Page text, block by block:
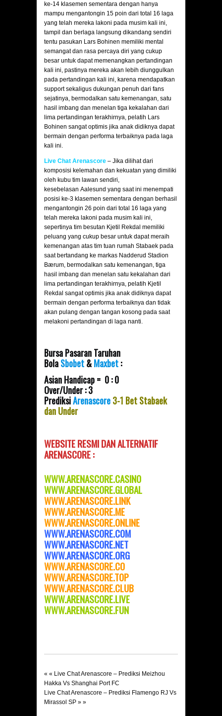
ke-14 klasemen sementara dengan hanya
mampu mengantongin 15 poin dari total 16 laga
yang telah mereka lakoni pada musim kali ini,
tampil dan berlaga langsung dikandang sendiri
tentu pasukan Lars Bohinen memiliki mental
semangat dan rasa percaya diri yang cukup
besar untuk dapat memenangkan pertandingan
kali ini, pastinya mereka akan lebih diunggulkan
pada pertandingan kali ini, karena mendapatkan
support sekaligus dukungan penuh dari fans
sejatinya, bermodalkan satu kemenangan, satu
hasil imbang dan menelan tiga kekalahan dari
lima pertandingan terakhirnya, pelatih Lars
Bohinen sangat optimis jika anak didiknya dapat
bermain dengan performa terbaiknya pada laga
kali ini.
Live Chat Arenascore – Jika dilihat dari
komposisi kelemahan dan kekuatan yang dimiliki
oleh kubu tim lawan sendiri,
kesebelasan Aalesund yang saat ini menempati
posisi ke-3 klasemen sementara dengan berhasil
mengantongin 26 poin dari total 16 laga yang
telah mereka lakoni pada musim kali ini,
sepertinya tim besutan Kjetil Rekdal memiliki
peluang yang cukup besar untuk dapat meraih
kemenangan atas tim tuan rumah Stabaek pada
saat bertandang ke markas Nadderud Stadion
Bærum, bermodalkan satu kemenangan, tiga
hasil imbang dan menelan satu kekalahan dari
lima pertandingan terakhirnya, pelatih Kjetil
Rekdal sangat optimis jika anak didiknya dapat
bermain dengan performa terbaiknya dan tidak
akan pulang dengan tangan kosong pada saat
melakoni pertandingan di laga nanti.
Bursa Pasaran Taruhan
BolaSbobet&Maxbet:
Asian Handicap = 0 : 0
Over/Under : 3
PrediksiArenascore3-1 Bet Stabaek
dan Under
WEBSITE RESMI DANALTERNATIF
ARENASCORE :
WWW.ARENASCORE.CASINO
WWW.ARENASCORE.GLOBAL
WWW.ARENASCORE.LINK
WWW.ARENASCORE.ME
WWW.ARENASCORE.ONLINE
WWW.ARENASCORE.COM
WWW.ARENASCORE.NET
WWW.ARENASCORE.ORG
WWW.ARENASCORE.CO
WWW.ARENASCORE.TOP
WWW.ARENASCORE.CLUB
WWW.ARENASCORE.LIVE
WWW.ARENASCORE.FUN
« « Live Chat Arenascore – Prediksi Meizhou
Hakka Vs Shanghai Port FC
Live Chat Arenascore – Prediksi Flamengo RJ Vs
Mirassol SP » »